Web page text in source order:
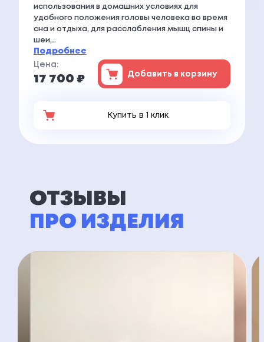
использования в домашних условиях для
удобного положения головы человека во время
сна и отдыха, для расслабления мышц спины и
шеи,…
Подробнее
Цена:
17 700 ₽ Добавить в корзину
Купить в 1 клик
ОТЗЫВЫ
ПРО ИЗДЕЛИЯ